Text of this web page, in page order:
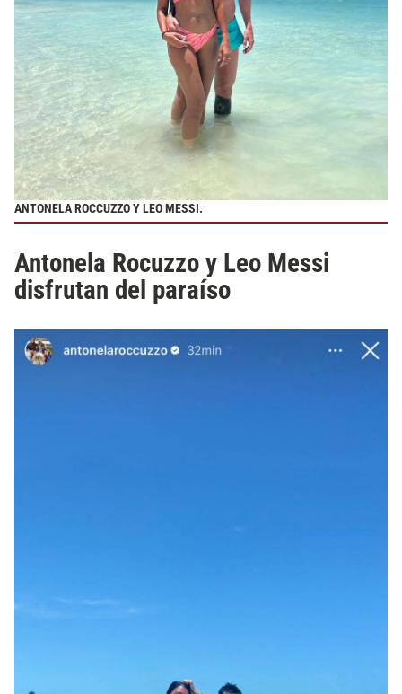
ANTONELA ROCCUZZO Y LEO MESSI.
Antonela Rocuzzo y Leo Messi
disfrutan del paraíso